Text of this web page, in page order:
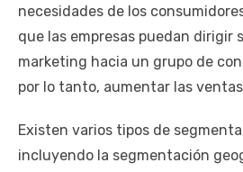
necesidades de los
que las empresas puedan dirigir
marketing hacia un grupo de
por lo tanto, aumentar las
Existen varios tipos de
incluyendo la segmentación